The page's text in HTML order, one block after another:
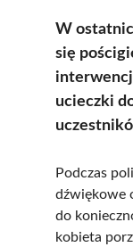
W
się
ucieczki
Podczas
dźwiękowe
do
kobieta